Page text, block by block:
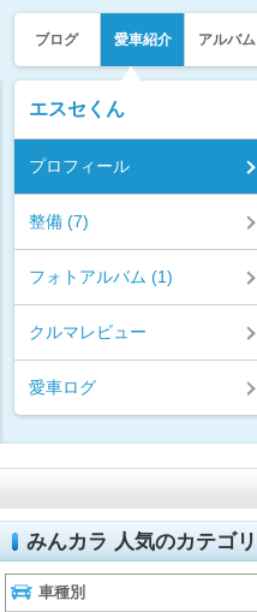
ブログ 愛車紹介 アルバム
エスセくん
プロフィール
整備 (7)
フォトアルバム (1)
クルマレビュー
愛車ログ
みんカラ 人気のカテゴリ
車種別